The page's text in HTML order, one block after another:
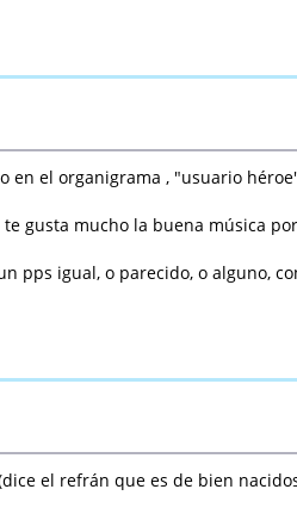
el organigrama , "usuario
gusta mucho la buena música
pps igual, o parecido, o alguno,
el refrán que es de bien